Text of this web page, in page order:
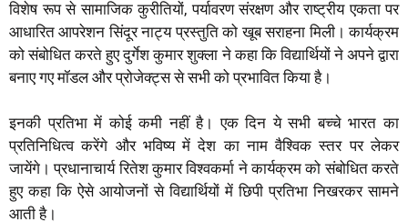
विशेष रूप से सामाजिक कुरीतियों, पर्यावरण संरक्षण और राष्ट्रीय एकता पर
आधारित आपरेशन सिंदूर नाट्य प्रस्तुति को खूब सराहना मिली। कार्यक्रम
को संबोधित करते हुए दुर्गेश कुमार शुक्ला ने कहा कि विद्यार्थियों ने अपने द्वारा
बनाए गए मॉडल और प्रोजेक्ट्स से सभी को प्रभावित किया है।
इनकी प्रतिभा में कोई कमी नहीं है। एक दिन ये सभी बच्चे भारत का
प्रतिनिधित्व करेंगे और भविष्य में देश का नाम वैश्विक स्तर पर लेकर
जायेंगे। प्रधानाचार्य रितेश कुमार विश्वकर्मा ने कार्यक्रम को संबोधित करते
हुए कहा कि ऐसे आयोजनों से विद्यार्थियों में छिपी प्रतिभा निखरकर सामने
आती है।